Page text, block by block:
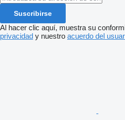
Suscribirse
Al hacer clic aquí, muestra su
privacidad y nuestro acuerdo del